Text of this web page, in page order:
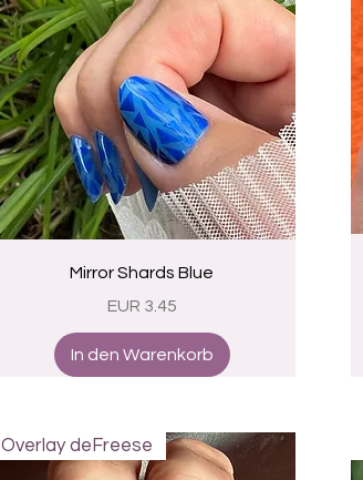
Schnellansicht
Mirror Shards Blue
Preis
EUR 3.45
In den Warenkorb
Overlay deFreese